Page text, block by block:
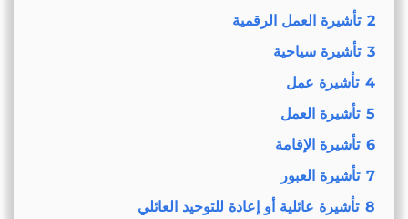
2 تأشيرة العمل الرقمية
3 تأشيرة سياحية
4 تأشيرة عمل
5 تأشيرة العمل
6 تأشيرة الإقامة
7 تأشيرة العبور
8 تأشيرة عائلية أو إعادة للتوحيد العائلي